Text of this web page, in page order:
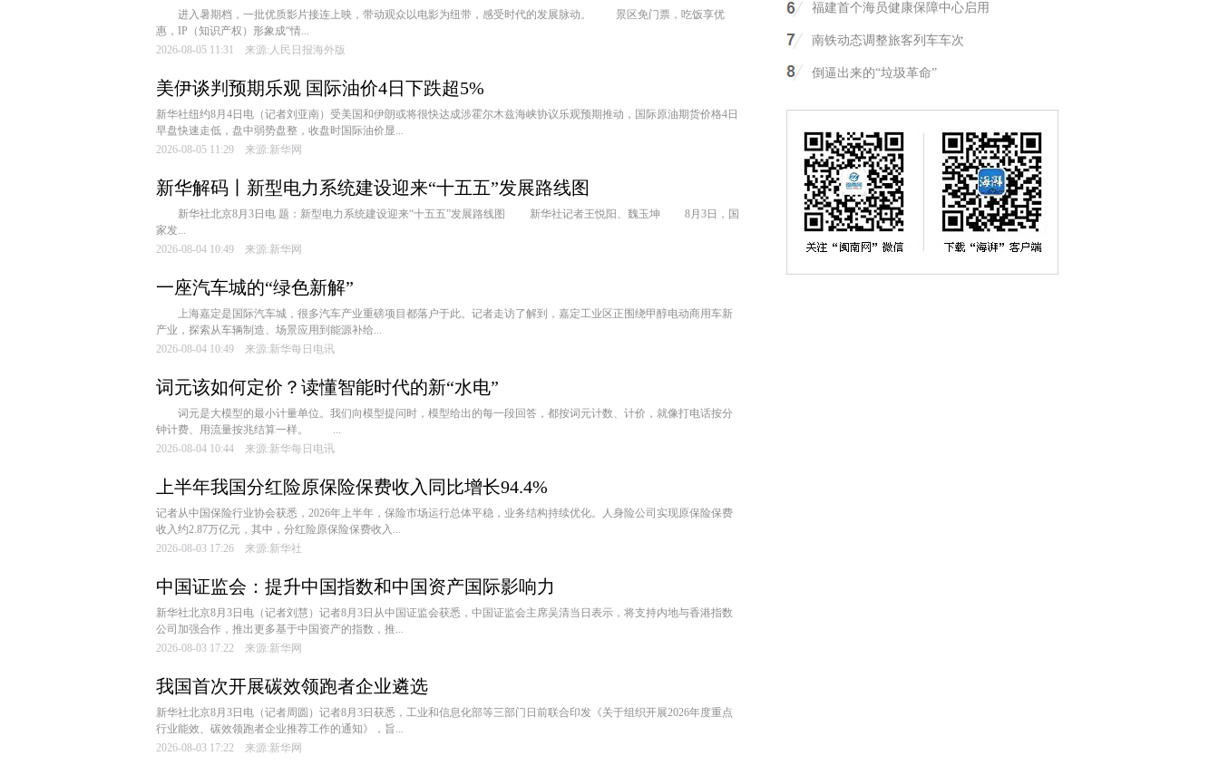
消费新活力
进入暑期档，一批优质影片接连上映，带动观众以电影为纽带，感受时代的发展脉动。 景区免门票，吃饭享优
惠，IP（知识产权）形象成“情...
2026-08-05 11:31 来源:人民日报海外版
美伊谈判预期乐观 国际油价4日下跌超5%
新华社纽约8月4日电（记者刘亚南）受美国和伊朗或将很快达成涉霍尔木兹海峡协议乐观预期推动，国际原油期货价格4日
早盘快速走低，盘中弱势盘整，收盘时国际油价显...
2026-08-05 11:29 来源:新华网
新华解码丨新型电力系统建设迎来“十五五”发展路线图
新华社北京8月3日电 题：新型电力系统建设迎来“十五五”发展路线图 新华社记者王悦阳、魏玉坤 8月3日，国
家发...
2026-08-04 10:49 来源:新华网
一座汽车城的“绿色新解”
上海嘉定是国际汽车城，很多汽车产业重磅项目都落户于此。记者走访了解到，嘉定工业区正围绕甲醇电动商用车新
产业，探索从车辆制造、场景应用到能源补给...
2026-08-04 10:49 来源:新华每日电讯
词元该如何定价？读懂智能时代的新“水电”
词元是大模型的最小计量单位。我们向模型提问时，模型给出的每一段回答，都按词元计数、计价，就像打电话按分
钟计费、用流量按兆结算一样。 ...
2026-08-04 10:44 来源:新华每日电讯
上半年我国分红险原保险保费收入同比增长94.4%
记者从中国保险行业协会获悉，2026年上半年，保险市场运行总体平稳，业务结构持续优化。人身险公司实现原保险保费
收入约2.87万亿元，其中，分红险原保险保费收入...
2026-08-03 17:26 来源:新华社
中国证监会：提升中国指数和中国资产国际影响力
新华社北京8月3日电（记者刘慧）记者8月3日从中国证监会获悉，中国证监会主席吴清当日表示，将支持内地与香港指数
公司加强合作，推出更多基于中国资产的指数，推...
2026-08-03 17:22 来源:新华网
我国首次开展碳效领跑者企业遴选
新华社北京8月3日电（记者周圆）记者8月3日获悉，工业和信息化部等三部门日前联合印发《关于组织开展2026年度重点
行业能效、碳效领跑者企业推荐工作的通知》，旨...
2026-08-03 17:22 来源:新华网
福建首个海员健康保障中心启用
南铁动态调整旅客列车车次
倒逼出来的“垃圾革命”